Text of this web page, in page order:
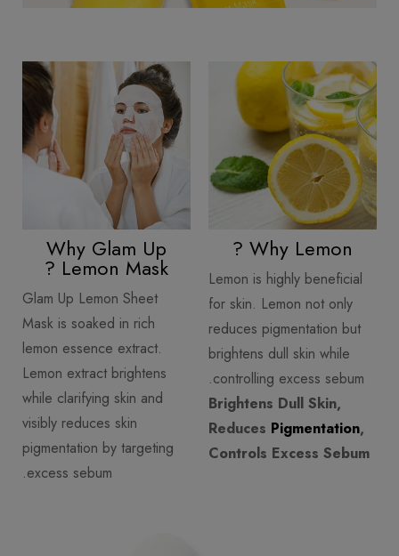
Why Lemon ?
Lemon is highly beneficial
for skin. Lemon not only
reduces pigmentation but
brightens dull skin while
controlling excess sebum.
Brightens Dull Skin,
Reduces Pigmentation,
Controls Excess Sebum
Why Glam Up
Lemon Mask ?
Glam Up Lemon Sheet
Mask is soaked in rich
lemon essence extract.
Lemon extract brightens
while clarifying skin and
visibly reduces skin
pigmentation by targeting
excess sebum.